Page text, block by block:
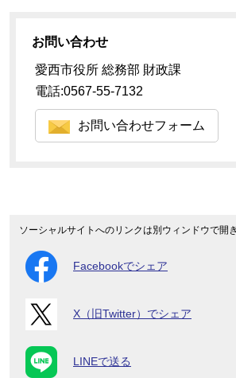
お問い合わせ
愛西市役所 総務部 財政課
電話:0567-55-7132
お問い合わせフォーム
ソーシャルサイトへのリンクは別ウィンドウで開
Facebookでシェア
X（旧Twitter）でシェア
LINEで送る